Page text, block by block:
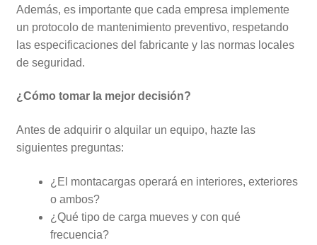
Además, es importante que cada empresa implemente
un protocolo de mantenimiento preventivo, respetando
las especificaciones del fabricante y las normas locales
de seguridad.
¿Cómo tomar la mejor decisión?
Antes de adquirir o alquilar un equipo, hazte las
siguientes preguntas:
¿El montacargas operará en interiores, exteriores
o ambos?
¿Qué tipo de carga mueves y con qué
frecuencia?